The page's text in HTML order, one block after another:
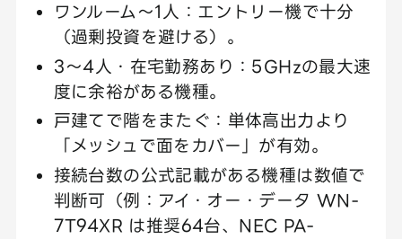
ワンルーム〜1人：エントリー機で十分
（過剰投資を避ける）。
3〜4人・在宅勤務あり：5GHzの最大速
度に余裕がある機種。
戸建てで階をまたぐ：単体高出力より
「メッシュで面をカバー」が有効。
接続台数の公式記載がある機種は数値で
判断可（例：アイ・オー・データ WN-
7T94XR は推奨64台、NEC PA-